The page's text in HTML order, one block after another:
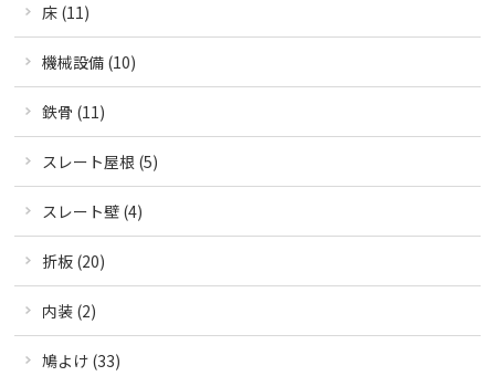
床 (11)
機械設備 (10)
鉄骨 (11)
スレート屋根 (5)
スレート壁 (4)
折板 (20)
内装 (2)
鳩よけ (33)